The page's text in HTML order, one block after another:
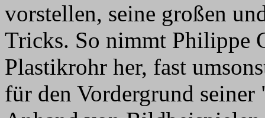
vorstellen, seine großen
Tricks. So nimmt Philippe
Plastikrohr her, fast
für den Vordergrund